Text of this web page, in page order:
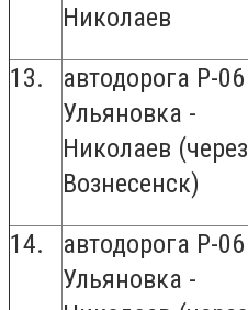
Николаев
13.
автодорога Р-06
Ульяновка -
Николаев (через
Вознесенск)
14.
автодорога Р-06
Ульяновка -